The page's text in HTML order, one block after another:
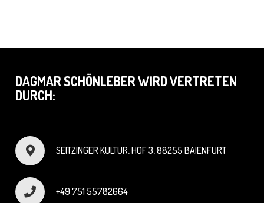
DAGMAR SCHÖNLEBER WIRD VERTRETEN
DURCH:
SEITZINGER KULTUR, HOF 3, 88255 BAIENFURT
+49 751 55782664